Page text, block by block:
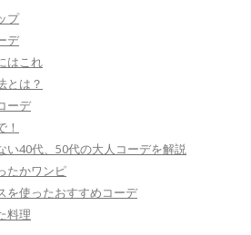
プ
デ
はこれ
とは？
ーデ
い40代、50代の大人コーデを解説
たかワンピ
を使ったおすすめコーデ
料理